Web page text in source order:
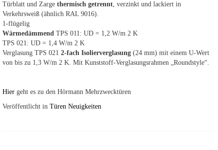
Türblatt und Zarge thermisch getrennt, verzinkt und lackiert in
Verkehrsweiß (ähnlich RAL 9016).
1-flügelig
Wärmedämmend TPS 011: UD = 1,2 W/m 2 K
TPS 021: UD = 1,4 W/m 2 K
Verglasung TPS 021 2-fach Isolierverglasung (24 mm) mit einem U-Wert
von bis zu 1,3 W/m 2 K. Mit Kunststoff-Verglasungsrahmen „Roundstyle“.
Hier geht es zu den Hörmann Mehrzwecktüren
Veröffentlicht in Türen Neuigkeiten